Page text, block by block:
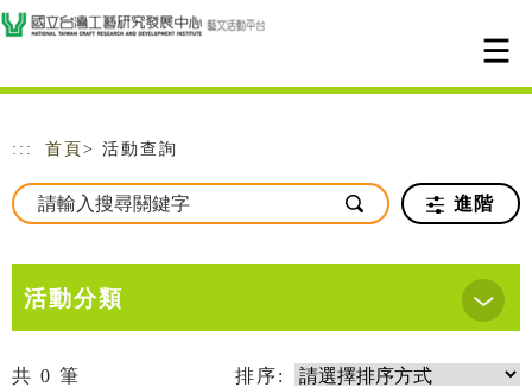
跳到主要內容
網站導覽
::: 首頁 > 活動查詢
進階
活動分類
共 0 筆 排序: